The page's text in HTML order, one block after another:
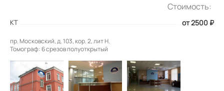
Стоимость:
КТ от 2500 ₽
пр. Московский, д. 103, кор. 2, лит Н.
Томограф: 6 срезов полуоткрытый